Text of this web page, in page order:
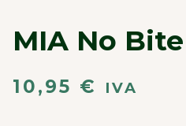
MIA No Bite
10,95 € IVA